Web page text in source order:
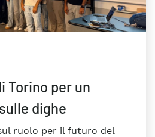
Torino per un
dighe
ruolo per il futuro del